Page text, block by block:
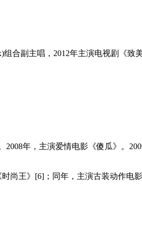
合副主唱，2012年主演电视剧《致
年，主演爱情电影《傻瓜》。
尚王》[6]；同年，主演古装动作电